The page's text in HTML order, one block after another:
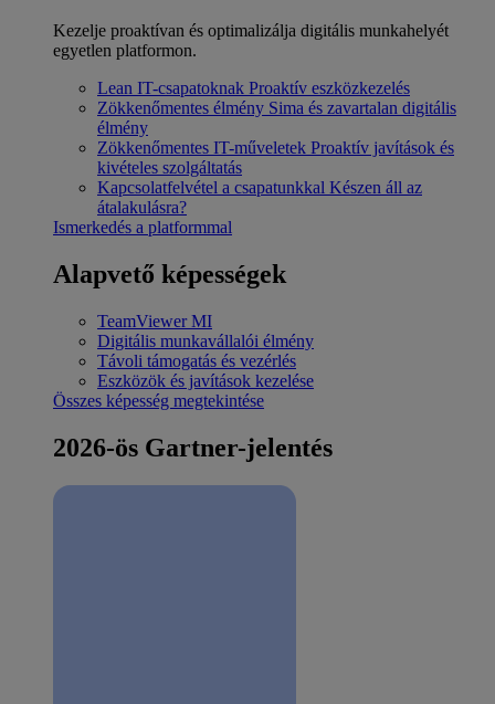
Kezelje proaktívan és optimalizálja digitális munkahelyét
egyetlen platformon.
Lean IT-csapatoknak Proaktív eszközkezelés
Zökkenőmentes élmény Sima és zavartalan digitális
élmény
Zökkenőmentes IT-műveletek Proaktív javítások és
kivételes szolgáltatás
Kapcsolatfelvétel a csapatunkkal Készen áll az
átalakulásra?
Ismerkedés a platformmal
Alapvető képességek
TeamViewer MI
Digitális munkavállalói élmény
Távoli támogatás és vezérlés
Eszközök és javítások kezelése
Összes képesség megtekintése
2026-ös Gartner-jelentés